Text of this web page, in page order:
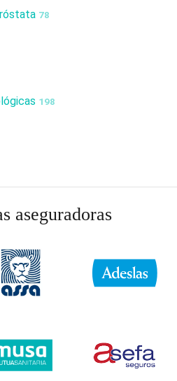
78
198
aseguradoras